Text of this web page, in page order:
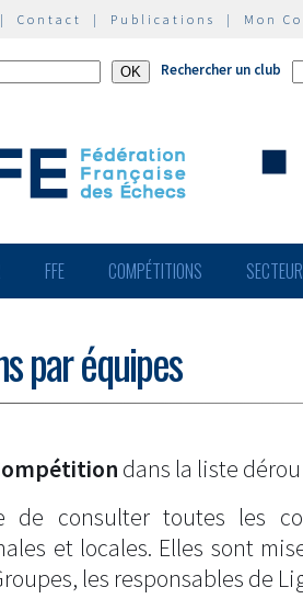
Contact | Publications | Mon
Rechercher un club
FFE COMPÉTITIONS
par équipes
dans la liste
de consulter toutes les
et locales. Elles sont
les responsables de